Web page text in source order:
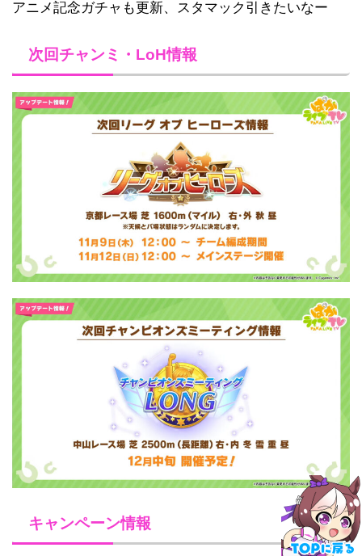
アニメ記念ガチャも更新、スタマック引きたいなー
次回チャンミ・LoH情報
キャンペーン情報